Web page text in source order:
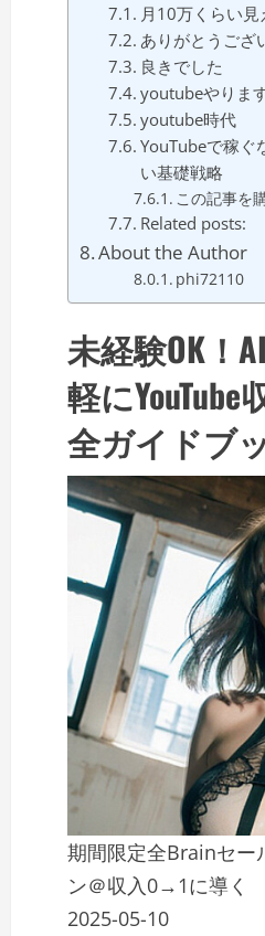
月10万くらい見
ありがとうござ
良きでした
youtubeやりま
youtube時代
YouTubeで稼ぐ
い基礎戦略
この記事を
Related posts:
About the Author
phi72110
未経験OK！
軽に
全ガイドブ
期間限定全Brainセー
ン＠収入0→1に導く
2025-05-10